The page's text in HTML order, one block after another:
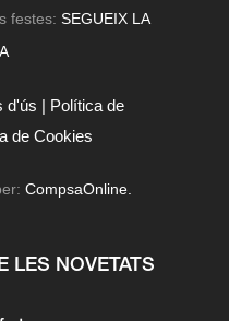
festes: SEGUEIX LA
d'ús | Política de
de Cookies
CompsaOnline.
LES NOVETATS